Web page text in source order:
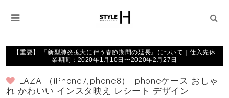
【重要】 『新型肺炎拡大に伴う春節期間の延長』について｜仕入先休
業期間：2020年1月10日〜2020年2月27日
LAZA （iPhone7,iphone8） iphoneケース おしゃ
れ かわいい インスタ映え レシート デザイン